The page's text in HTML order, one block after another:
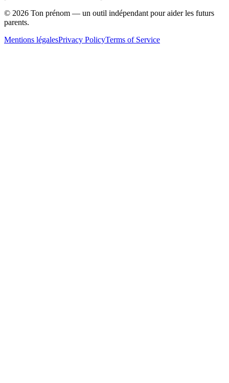
© 2026 Ton prénom — un outil indépendant pour aider les futurs
parents.
Mentions légalesPrivacy PolicyTerms of Service